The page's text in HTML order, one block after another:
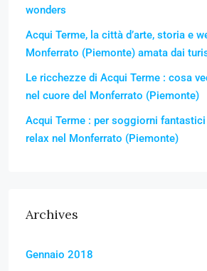
wonders
Acqui Terme, la città d’arte, storia e
Monferrato (Piemonte) amata dai
Le ricchezze di Acqui Terme : cosa
nel cuore del Monferrato (Piemonte)
Acqui Terme : per soggiorni
relax nel Monferrato (Piemonte)
Archives
Gennaio 2018